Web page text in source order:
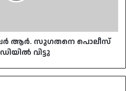
ആർ. സുഗതനെ പൊലീസ്
വിട്ടു